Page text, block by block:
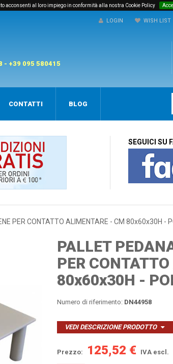
al loro impiego in conformità alla nostra Cookie Policy
LOGIN WISH LIST
- +39 095 580415
CONTATTI BLOG
SEGUICI SU
PER CONTATTO ALIMENTARE - CM 80x60x30H -
PALLET
PER
80x60x30H -
Numero di riferimento: DN44958
VEDI DESCRIZIONE PRODOTTO
Prezzo: 125,52 € IVA escl.